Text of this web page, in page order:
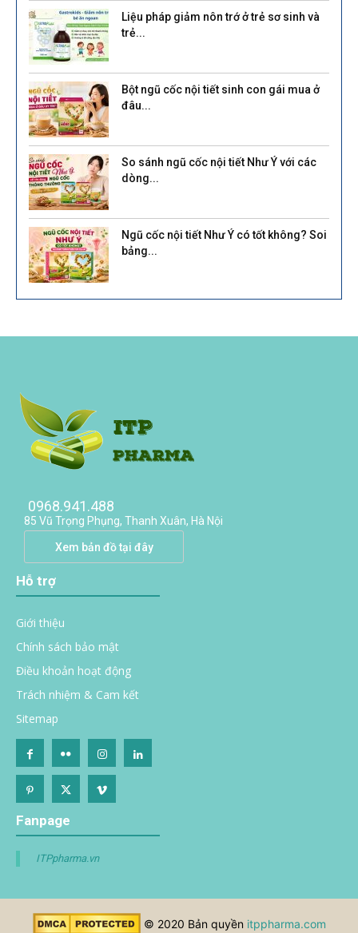
Liệu pháp giảm nôn trớ ở trẻ sơ sinh và
trẻ...
Bột ngũ cốc nội tiết sinh con gái mua ở
đâu...
So sánh ngũ cốc nội tiết Như Ý với các
dòng...
Ngũ cốc nội tiết Như Ý có tốt không? Soi
bảng...
0968.941.488
85 Vũ Trọng Phụng, Thanh Xuân, Hà Nội
Xem bản đồ tại đây
Hỗ trợ
Giới thiệu
Chính sách bảo mật
Điều khoản hoạt động
Trách nhiệm & Cam kết
Sitemap
Fanpage
ITPpharma.vn
© 2020 Bản quyền itppharma.com